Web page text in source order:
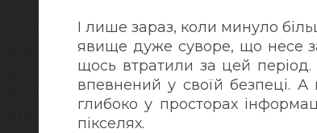
І лише зараз, коли минуло
явище дуже суворе, що несе
щось втратили за цей період.
впевнений у своїй безпеці.
глибоко у просторах
пікселях.